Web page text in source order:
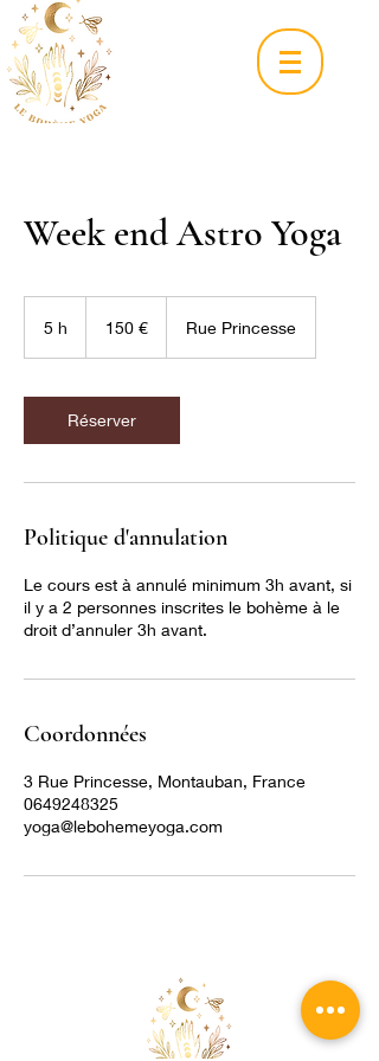
Week end Astro Yoga
5 h 150 € Rue Princesse
Réserver
Politique d'annulation
Le cours est à annulé minimum 3h avant, si
il y a 2 personnes inscrites le bohème à le
droit d’annuler 3h avant.
Coordonnées
3 Rue Princesse, Montauban, France
0649248325
yoga@lebohemeyoga.com